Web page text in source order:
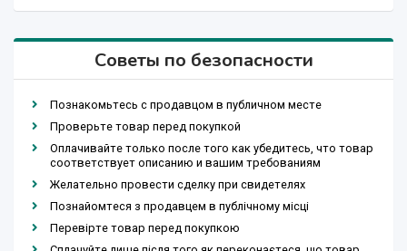
Советы по безопасности
Познакомьтесь с продавцом в публичном месте
Проверьте товар перед покупкой
Оплачивайте только после того как убедитесь, что товар
соответствует описанию и вашим требованиям
Желательно провести сделку при свидетелях
Познайомтеся з продавцем в публічному місці
Перевірте товар перед покупкою